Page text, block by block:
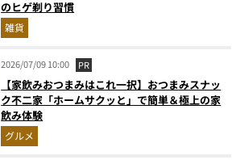
のヒゲ剃り習慣
雑貨
2026/07/09 10:00 PR
【家飲みおつまみはこれ一択】おつまみスナッ
ク不二家「ホームサクッと」で簡単＆極上の家
飲み体験
グルメ